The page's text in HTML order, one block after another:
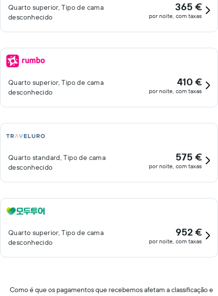
Quarto superior, Tipo de cama
desconhecido
365 €
por noite, com taxas
Quarto superior, Tipo de cama
desconhecido
410 €
por noite, com taxas
Quarto standard, Tipo de cama
desconhecido
575 €
por noite, com taxas
Quarto superior, Tipo de cama
desconhecido
952 €
por noite, com taxas
Como é que os pagamentos que recebemos afetam a classificação e